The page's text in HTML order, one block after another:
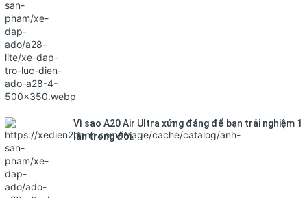
Vì sao A20 Air Ultra xứng đáng để bạn trải nghiệm 1
lần trong đời.